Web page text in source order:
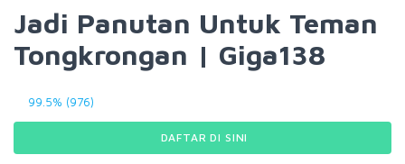
Jadi Panutan Untuk Teman
Tongkrongan | Giga138
99.5% (976)
DAFTAR DI SINI